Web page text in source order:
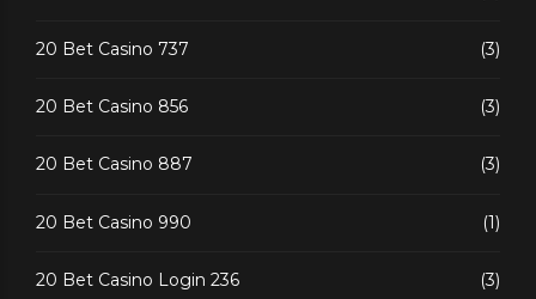
20 Bet Casino 737 (3)
20 Bet Casino 856 (3)
20 Bet Casino 887 (3)
20 Bet Casino 990 (1)
20 Bet Casino Login 236 (3)